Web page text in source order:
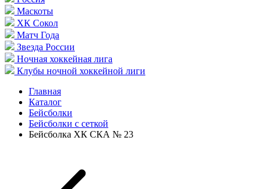
Маскоты
ХК Сокол
Матч Года
Звезда России
Ночная хоккейная лига
Клубы ночной хоккейной лиги
Главная
Каталог
Бейсболки
Бейсболки с сеткой
Бейсболка ХК СКА № 23